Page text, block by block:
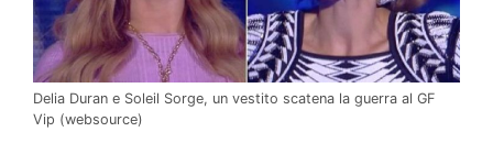
Delia Duran e Soleil Sorge, un vestito scatena la guerra al GF
Vip (websource)